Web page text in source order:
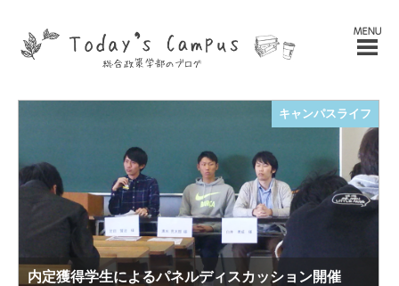
内定獲得学生によるパネルディスカッション開催
キャンパスライフ